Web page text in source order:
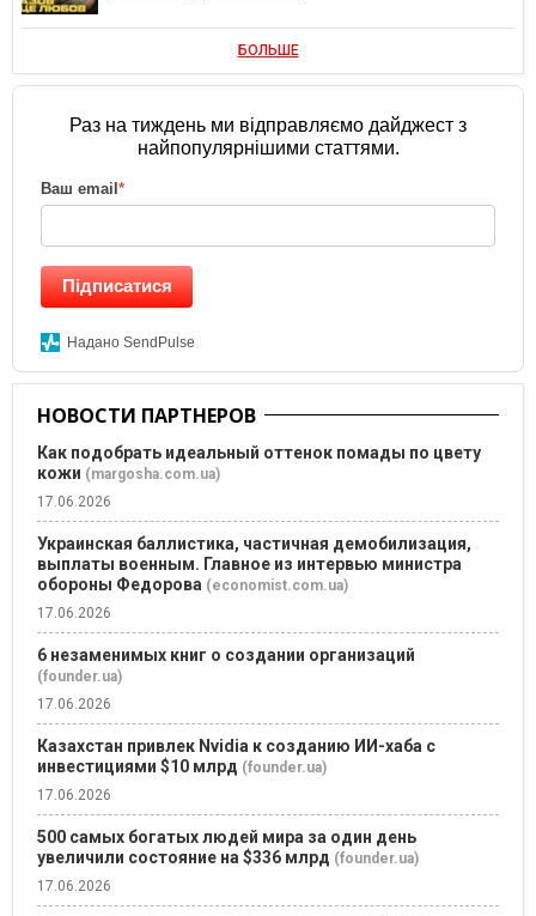
БОЛЬШЕ
Раз на тиждень ми відправляємо дайджест з
найпопулярнішими статтями.
Ваш email*
Підписатися
Надано SendPulse
НОВОСТИ ПАРТНЕРОВ
Как подобрать идеальный оттенок помады по цвету
кожи (margosha.com.ua)
17.06.2026
Украинская баллистика, частичная демобилизация,
выплаты военным. Главное из интервью министра
обороны Федорова (economist.com.ua)
17.06.2026
6 незаменимых книг о создании организаций
(founder.ua)
17.06.2026
Казахстан привлек Nvidia к созданию ИИ-хаба с
инвестициями $10 млрд (founder.ua)
17.06.2026
500 самых богатых людей мира за один день
увеличили состояние на $336 млрд (founder.ua)
17.06.2026